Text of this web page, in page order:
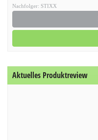
Nachfolger: STIXX
Aktuelles Produktreview